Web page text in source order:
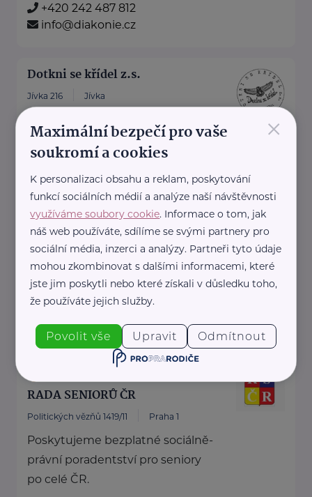
+420 242 487 812
info@diakonie.cz
Dotkni se křídel z.s.
Jívka 216 Jívka
s.
je nezisková organizace
zaměřená na falcony terapii,
environmentální vzdělávání a
osvětu.
Prostřednictvím ...
http://dotknisekridel.cz/
+420 792 262 128
dotknisekridel@seznam.cz
RADA SENIORŮ ČR
Politických vězňů 1419/11 Praha 1
Poskytujeme bezplatné sociálně-
právní poradentství pro seniory
po celé ČR.
×
Maximální bezpečí pro vaše
soukromí a cookies
K personalizaci obsahu a reklam, poskytování
funkcí sociálních médií a analýze naší návštěvnosti
využíváme soubory cookie. Informace o tom, jak
náš web používáte, sdílíme se svými partnery pro
sociální média, inzerci a analýzy. Partneři tyto údaje
mohou zkombinovat s dalšími informacemi, které
jste jim poskytli nebo které získali v důsledku toho,
že používáte jejich služby.
Povolit vše Upravit Odmítnout